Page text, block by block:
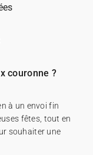
couronne ?
à un envoi fin
fêtes, tout en
souhaiter une